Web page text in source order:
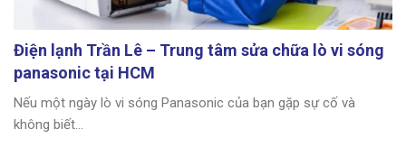
Điện lạnh Trần Lê – Trung tâm sửa chữa lò vi sóng
panasonic tại HCM
Nếu một ngày lò vi sóng Panasonic của bạn gặp sự cố và
không biết...